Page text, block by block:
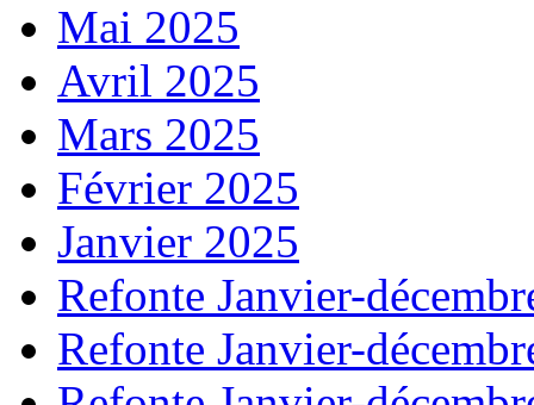
Mai 2025
Avril 2025
Mars 2025
Février 2025
Janvier 2025
Refonte Janvier-
Refonte Janvier-